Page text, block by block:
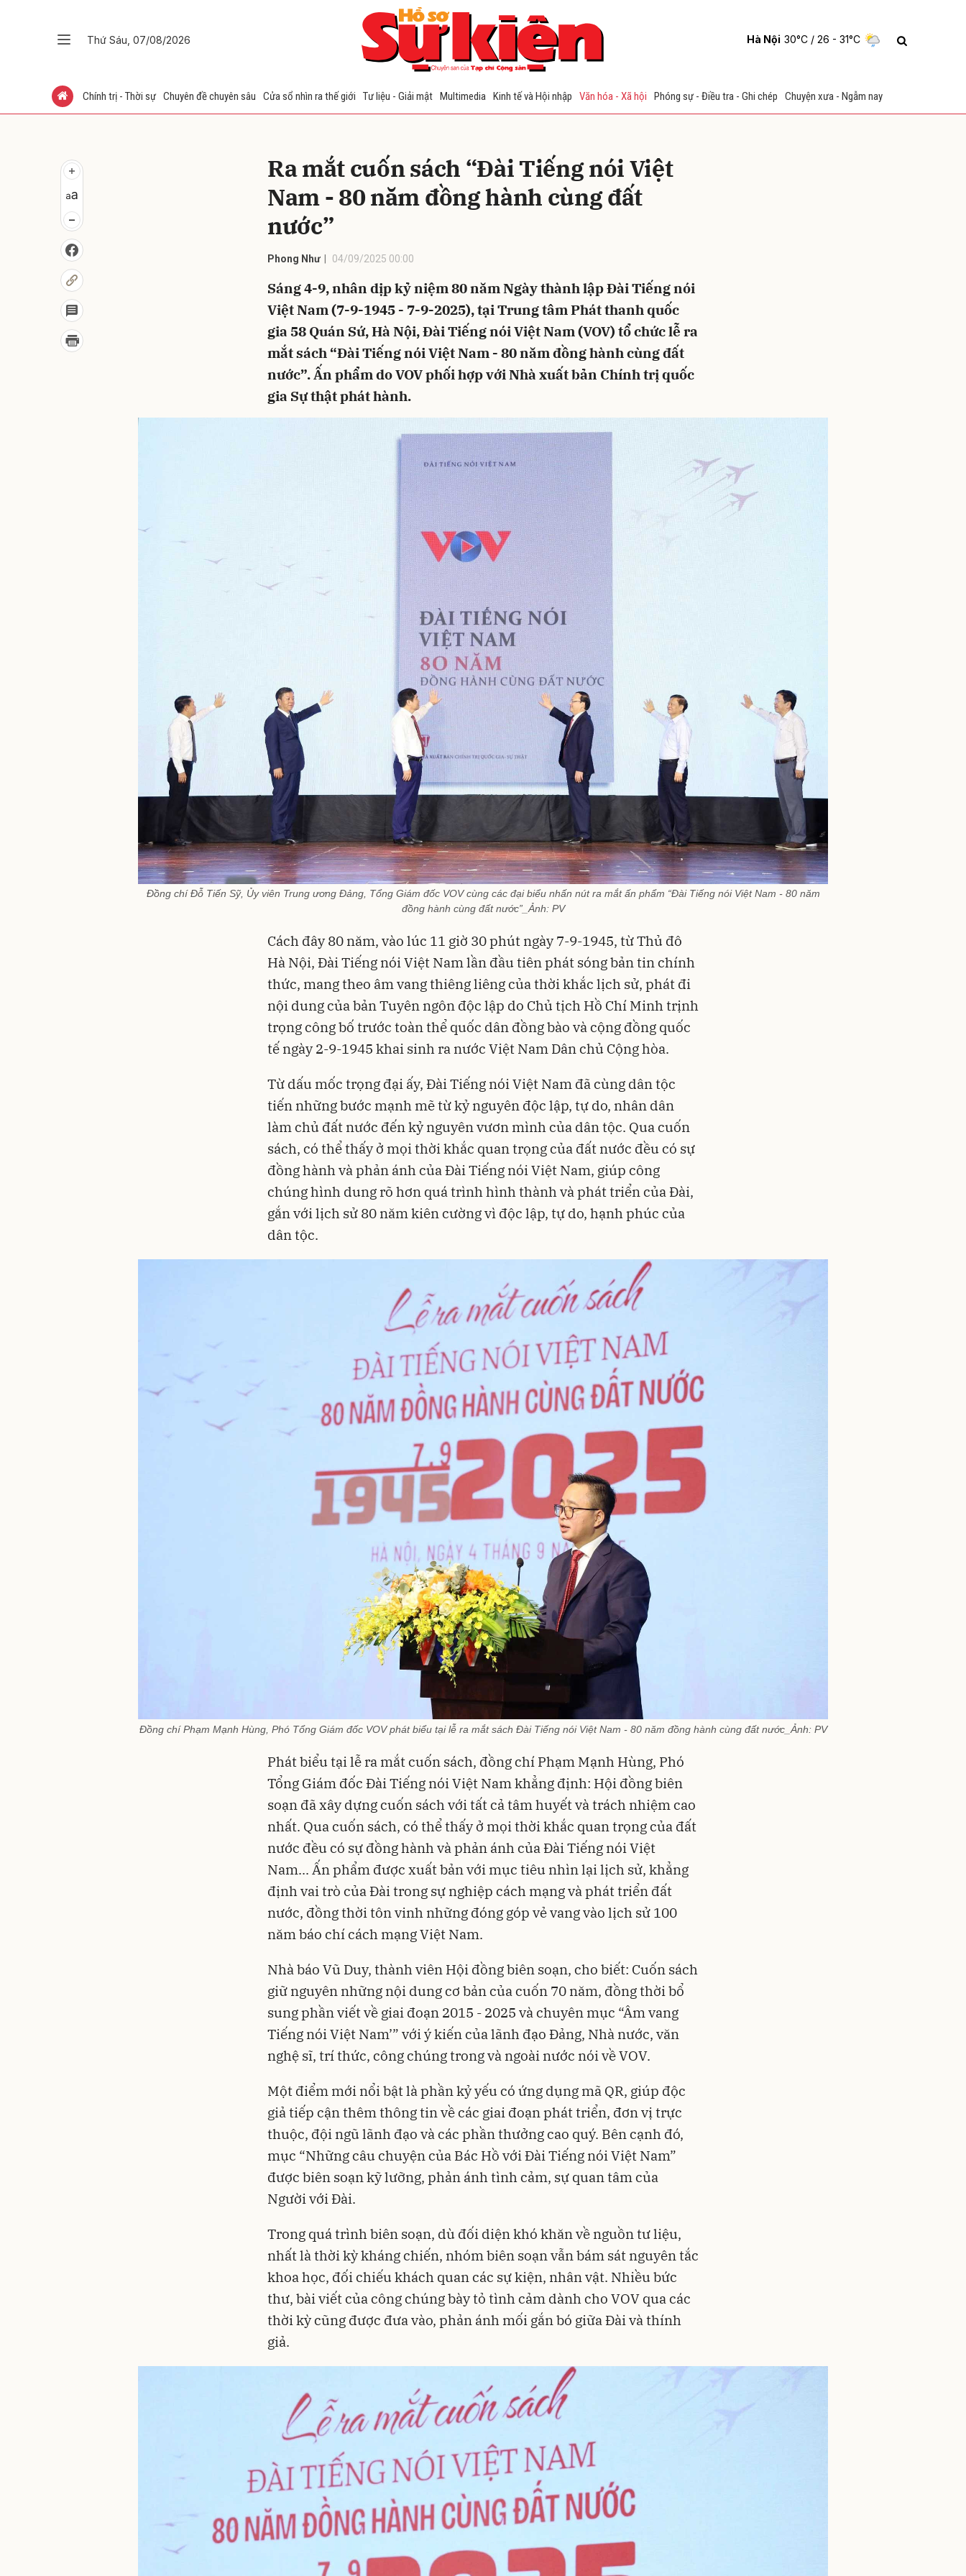
Thứ Sáu, 07/08/2026 Hà Nội 30°C / 26 - 31°C
Chính trị - Thời sự Chuyên đề chuyên sâu Cửa sổ nhìn ra thế giới Tư liệu - Giải mật Multimedia Kinh tế và Hội nhập Văn hóa - Xã hội Phóng sự - Điều tra - Ghi chép Chuyện xưa - Ngẫm nay
Ra mắt cuốn sách “Đài Tiếng nói Việt
Nam - 80 năm đồng hành cùng đất
nước”
Phong Như 04/09/2025 00:00
Sáng 4-9, nhân dịp kỷ niệm 80 năm Ngày thành lập Đài Tiếng nói
Việt Nam (7-9-1945 - 7-9-2025), tại Trung tâm Phát thanh quốc
gia 58 Quán Sứ, Hà Nội, Đài Tiếng nói Việt Nam (VOV) tổ chức lễ ra
mắt sách “Đài Tiếng nói Việt Nam - 80 năm đồng hành cùng đất
nước”. Ấn phẩm do VOV phối hợp với Nhà xuất bản Chính trị quốc
gia Sự th ật phát hành.
Đồng chí Đỗ Tiến Sỹ, Ủy viên Trung ương Đảng, Tổng Giám đốc VOV cùng các đại biểu nhấn nút ra mắt ấn phẩm “Đài Tiếng nói Việt Nam - 80 năm
đồng hành cùng đất nước”_Ảnh: PV
Cách đây 80 năm, vào lúc 11 giờ 30 phút ngày 7-9-1945, từ Thủ đô
Hà Nội, Đài Tiếng nói Việt Nam lần đầu tiên phát sóng bản tin chính
thức, mang theo âm vang thiêng liêng của thời khắc lịch sử, phát đi
nội dung của bản Tuyên ngôn độc lập do Chủ tịch Hồ Chí Minh trịnh
trọng công bố trước toàn thể quốc dân đồng bào và cộng đồng quốc
tế ngày 2-9-1945 khai sinh ra nước Việt Nam Dân chủ Cộng hòa.
Từ dấu mốc trọng đại ấy, Đài Tiếng nói Việt Nam đã cùng dân tộc
tiến những bước mạnh mẽ từ kỷ nguyên độc lập, tự do, nhân dân
làm chủ đất nước đến kỷ nguyên vươn mình của dân tộc. Qua cuốn
sách, có thể thấy ở mọi thời khắc quan trọng của đất nước đều có sự
đồng hành và phản ánh của Đài Tiếng nói Việt Nam, giúp công
chúng hình dung rõ hơn quá trình hình thành và phát triển của Đài,
gắn với lịch sử 80 năm kiên cường vì độc lập, tự do, hạnh phúc của
dân tộc.
Đồng chí Phạm Mạnh Hùng, Phó Tổng Giám đốc VOV phát biểu tại lễ ra mắt sách Đài Tiếng nói Việt Nam - 80 năm đồng hành cùng đất nước_Ảnh: PV
Phát biểu tại lễ ra mắt cuốn sách, đồng chí Phạm Mạnh Hùng, Phó
Tổng Giám đốc Đài Tiếng nói Việt Nam khẳng định: Hội đồng biên
soạn đã xây dựng cuốn sách với tất cả tâm huyết và trách nhiệm cao
nhất. Qua cuốn sách, có thể thấy ở mọi thời khắc quan trọng của đất
nước đều có sự đồng hành và phản ánh của Đài Tiếng nói Việt
Nam... Ấn phẩm được xuất bản với mục tiêu nhìn lại lịch sử, khẳng
định vai trò của Đài trong sự nghiệp cách mạng và phát triển đất
nước, đồng thời tôn vinh những đóng góp vẻ vang vào lịch sử 100
năm báo chí cách mạng Việt Nam.
Nhà báo Vũ Duy, thành viên Hội đồng biên soạn, cho biết: Cuốn sách
giữ nguyên những nội dung cơ bản của cuốn 70 năm, đồng thời bổ
sung phần viết về giai đoạn 2015 - 2025 và chuyên mục “Âm vang
Tiếng nói Việt Nam’” với ý kiến của lãnh đạo Đảng, Nhà nước, văn
nghệ sĩ, trí thức, công chúng trong và ngoài nước nói về VOV.
Một điểm mới nổi bật là phần kỷ yếu có ứng dụng mã QR, giúp độc
giả tiếp cận thêm thông tin về các giai đoạn phát triển, đơn vị trực
thuộc, đội ngũ lãnh đạo và các phần thưởng cao quý. Bên cạnh đó,
mục “Những câu chuyện của Bác Hồ với Đài Tiếng nói Việt Nam”
được biên soạn kỹ lưỡng, phản ánh tình cảm, sự quan tâm của
Người với Đài.
Trong quá trình biên soạn, dù đối diện khó khăn về nguồn tư liệu,
nhất là thời kỳ kháng chiến, nhóm biên soạn vẫn bám sát nguyên tắc
khoa học, đối chiếu khách quan các sự kiện, nhân vật. Nhiều bức
thư, bài viết của công chúng bày tỏ tình cảm dành cho VOV qua các
thời kỳ cũng được đưa vào, phản ánh mối gắn bó giữa Đài và thính
giả.